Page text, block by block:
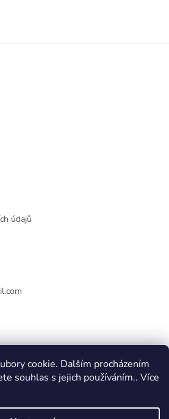
cookie. Dalším procházením
souhlas s jejich používáním.. Více
údajů